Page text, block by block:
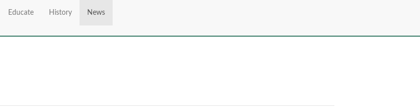
Educate History News